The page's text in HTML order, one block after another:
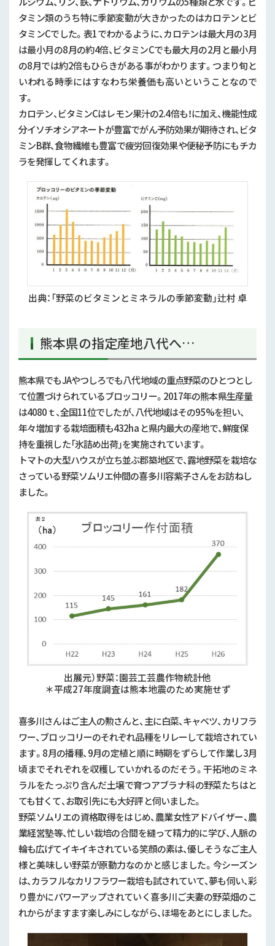
タミン類のうち特に季節変動が大きかったのはカロテンとビ
タミンCでした。表1でわかるように、カロテンは最大月の3月
は最小月の8月の約4倍、ビタミンCでも最大月の2月と最小月
の8月では約2倍もひらきがある事がわかります。つまり旬と
いわれる時季にはすなわち栄養価も高いということなので
す。
カロテン、ビタミンCはレモン果汁の2.4倍も！に加え、機能性成
分イソチオシアネートが豊富でがん予防効果が期待され、ビタ
ミンB群、食物繊維も豊富で疲労回復効果や便秘予防にもチカ
ラを発揮してくれます。
出典：「野菜のビタミンとミネラルの季節変動」辻村 卓
熊本県の指定産地八代へ…
熊本県でもJAやつしろでも八代地域の重点野菜のひとつとし
て位置づけられているブロッコリー。2017年の熊本県生産量
は4080ｔ、全国11位でしたが、八代地域はその95%を担い、
年々増加する栽培面積も432ha と県内最大の産地で、鮮度保
持を重視した「氷詰め出荷」を実施されています。
トマトの大型ハウスが立ち並ぶ郡築地区で、露地野菜を栽培な
さっている野菜ソムリエ仲間の喜多川容紫子さんをお訪ねし
ました。
出展元）野菜：園芸工芸農作物統計他
＊平成27年度調査は熊本地震のため実施せず
喜多川さんはご主人の勲さんと、主に白菜、キャベツ、カリフラ
ワー、ブロッコリーのそれぞれ品種をリレーして栽培されてい
ます。8月の播種、9月の定植と順に時期をずらして作業し3月
頃までそれぞれを収穫していかれるのだそう。干拓地のミネ
ラルをたっぷり含んだ土壌で育つアブラナ科の野菜たちはと
ても甘くて、お取引先にも大好評と伺いました。
野菜ソムリエの資格取得をはじめ、農業女性アドバイザー、農
業経営塾等、忙しい栽培の合間を縫って精力的に学び、人脈の
輪も広げてイキイキされている笑顔の素は、優しそうなご主人
様と美味しい野菜が原動力なのかと感じました。今シーズン
は、カラフルなカリフラワー栽培も試されていて、夢も伺い、彩
り豊かにパワーアップされていく喜多川ご夫妻の野菜畑のこ
れからがますます楽しみにしながら、ほ場をあとにしました。